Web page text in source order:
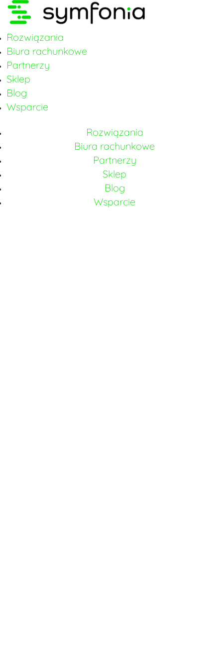
Rozwiązania
Biura rachunkowe
Partnerzy
Sklep
Blog
Wsparcie
Rozwiązania
Biura rachunkowe
Partnerzy
Sklep
Blog
Wsparcie